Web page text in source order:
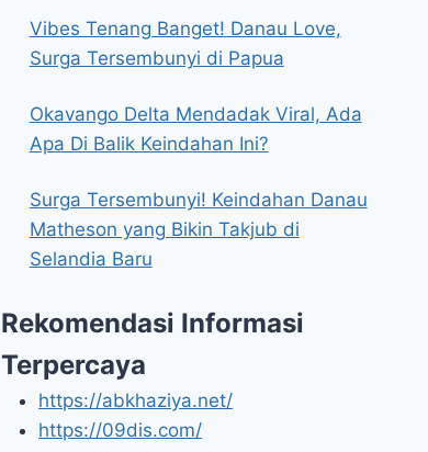
Vibes Tenang Banget! Danau Love,
Surga Tersembunyi di Papua
Okavango Delta Mendadak Viral, Ada
Apa Di Balik Keindahan Ini?
Surga Tersembunyi! Keindahan Danau
Matheson yang Bikin Takjub di
Selandia Baru
Rekomendasi Informasi
Terpercaya
https://abkhaziya.net/
https://09dis.com/